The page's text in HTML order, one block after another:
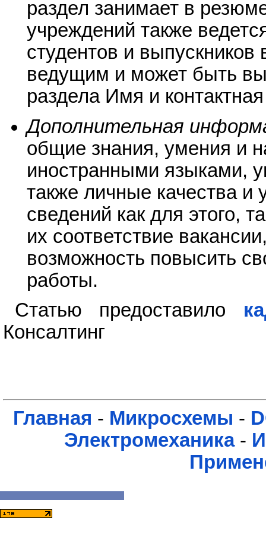
раздел занимает в
учреждений также
студентов и
ведущим и может быть
раздела Имя и
Дополнительная
общие знания, умения и
иностранными языками,
также личные качества и
сведений как для этого,
их соответствие
возможность повысить
работы.
Статью предоставило
Консалтинг
Главная - Микросхемы -
Электромеханика-